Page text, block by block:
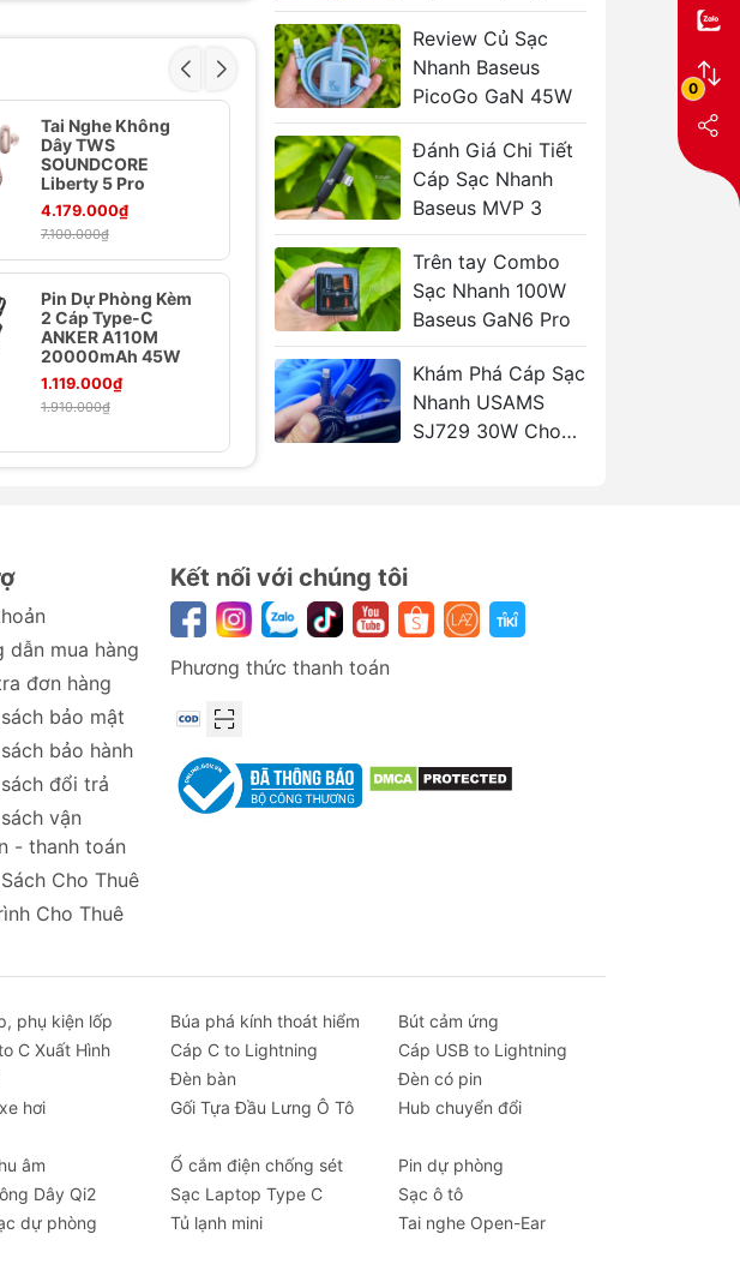
0
140W Tiện Lợi
Review Củ Sạc
Nhanh Baseus
PicoGo GaN 45W
Đánh Giá Chi Tiết
Cáp Sạc Nhanh
Baseus MVP 3
Trên tay Combo
Sạc Nhanh 100W
Baseus GaN6 Pro
Khám Phá Cáp Sạc
Nhanh USAMS
SJ729 30W Cho
140W, đảm bảo khả
máy tính bảng.
vời khi bạn cần sạc
giúp tiết kiệm không
A8895 được chế tạo từ
và chịu được hàng
trợ tốc độ truyền dữ
thiết bị một cách
điện thoại thông
A8895:
giữa hai cổng, tùy
140W cho mỗi cổng
Tai Nghe Không
Dây TWS
SOUNDCORE
Liberty 5 Pro
4.179.000₫
7.100.000₫
- 41%
Tai Nghe Không
Dây TWS
SOUNDCORE
Liberty 5 Pro Max
5.589.000₫
9.500.000₫
Tai
Dây TWS
Pin Dự Phòng Kèm
2 Cáp Type-C
ANKER A110M
20000mAh 45W
1.119.000₫
1.910.000₫
- 42%
Pin Dự Phòng Kèm
2 Cáp Type-C
ANKER A110L
10000mAh 35W
859.000₫ 1.470.000₫
dẫn mua hàng
đơn hàng
bảo mật
bảo hành
đổi trả
vận
- thanh toán
Cho Thuê
Cho Thuê
Kết nối với chúng tôi
Phương thức thanh toán
phụ kiện lốp Búa phá kính thoát hiểm
Bút cảm ứng
C Xuất Hình Cáp C to Lightning
Cáp USB to Lightning
Đèn bàn
Đèn có pin
hơi Gối Tựa Đầu Lưng Ô Tô Hub chuyển đổi
âm Ổ cắm điện chống sét
Pin dự phòng
Dây Qi2 Sạc Laptop Type C
Sạc ô tô
dự phòng Tủ lạnh mini Tai nghe Open-Ear